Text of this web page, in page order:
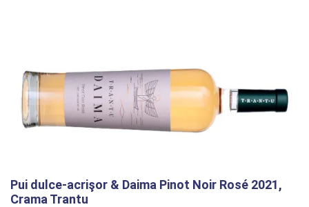
Pui dulce-acrişor & Daima Pinot Noir Rosé 2021,
Crama Trantu